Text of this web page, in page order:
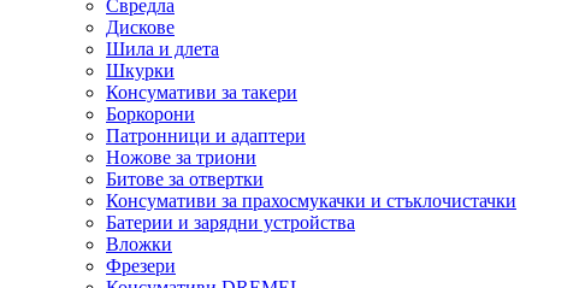
Свредла
Дискове
Шила и длета
Шкурки
Консумативи за такери
Боркорони
Патронници и адаптери
Ножове за триони
Битове за отвертки
Консумативи за прахосмукачки и стъклочистачки
Батерии и зарядни устройства
Вложки
Фрезери